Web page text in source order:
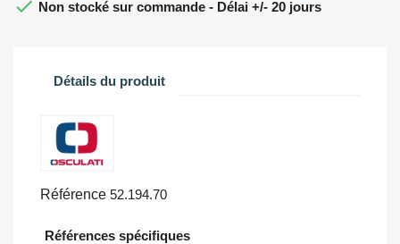
 Non stocké sur commande - Délai +/- 20 jours
Détails du produit
Référence 52.194.70
Références spécifiques